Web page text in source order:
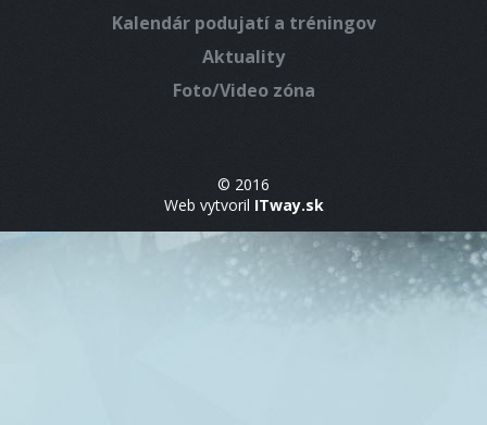
Kalendár podujatí a tréningov
Aktuality
Foto/Video zóna
© 2016
Web vytvoril ITway.sk